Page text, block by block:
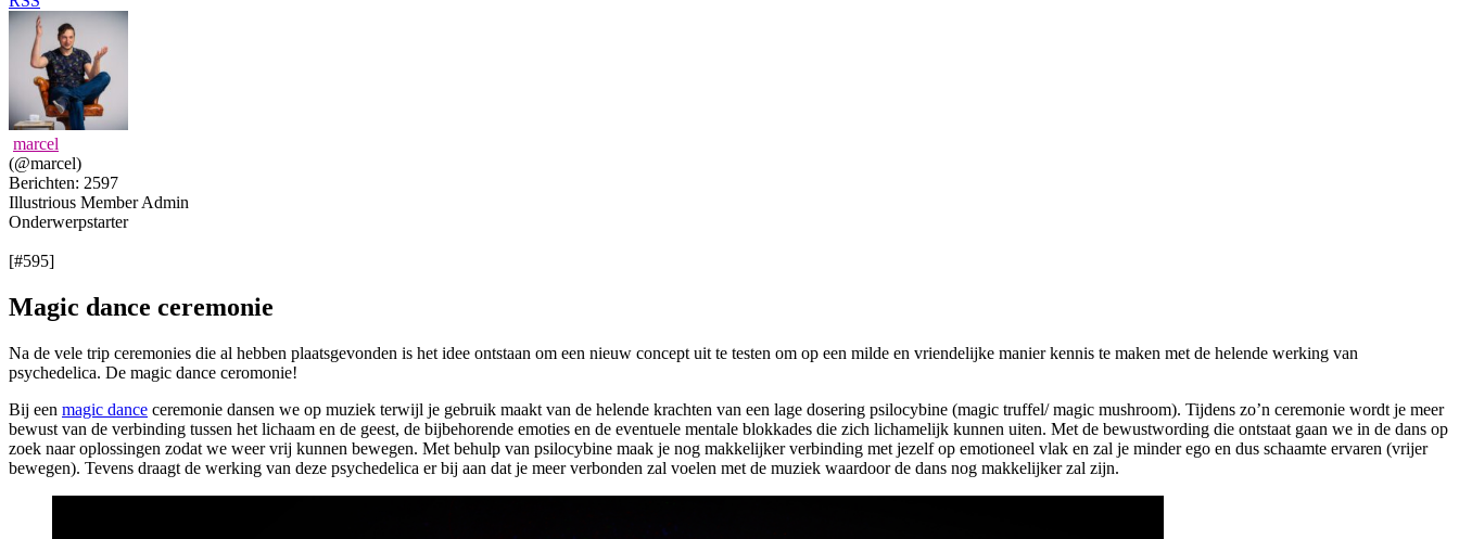
marcel
(@marcel)
Berichten: 2597
Illustrious Member Admin
Onderwerpstarter
[#595]
Magic dance ceremonie
Na de vele trip ceremonies die al hebben plaatsgevonden is het idee ontstaan om een nieuw concept uit te testen om op een milde en vriendelijke manier kennis te maken met de helende werking van
psychedelica. De magic dance ceromonie!
Bij een magic dance ceremonie dansen we op muziek terwijl je gebruik maakt van de helende krachten van een lage dosering psilocybine (magic truffel/ magic mushroom). Tijdens zo’n ceremonie wordt je meer
bewust van de verbinding tussen het lichaam en de geest, de bijbehorende emoties en de eventuele mentale blokkades die zich lichamelijk kunnen uiten. Met de bewustwording die ontstaat gaan we in de dans op
zoek naar oplossingen zodat we weer vrij kunnen bewegen. Met behulp van psilocybine maak je nog makkelijker verbinding met jezelf op emotioneel vlak en zal je minder ego en dus schaamte ervaren (vrijer
bewegen). Tevens draagt de werking van deze psychedelica er bij aan dat je meer verbonden zal voelen met de muziek waardoor de dans nog makkelijker zal zijn.